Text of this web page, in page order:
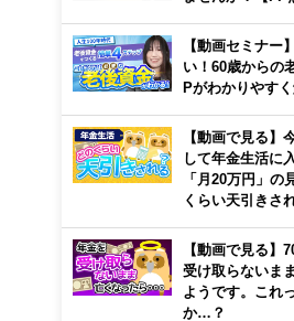
【動画セミナー
い！60歳からの
Pがわかりやす
【動画で見る】
して年金生活に
「月20万円」の
くらい天引きさ
【動画で見る】
受け取らないま
ようです。これ
か…？